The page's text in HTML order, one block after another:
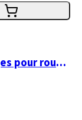
Topeak TetraRack R2 porte-bagages pour route et gravier